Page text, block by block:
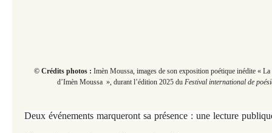
© Crédits photos : Imèn Moussa, images de son exposition poétique inédite «
d’Imèn Moussa », durantl’édition 2025 du Festival international de
Deux événements marqueront sa présence : une lecture